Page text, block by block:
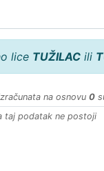
lice TUŽILAC ili
na osnovu 0
taj podatak ne postoji